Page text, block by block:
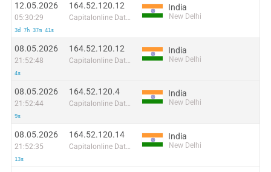
12.05.2026
05:30:29
3d 7h 37m 41s
164.52.120.12
Capitalonline Data Service (HK) Co
India
New Delhi
08.05.2026
21:52:48
4s
164.52.120.12
Capitalonline Data Service (HK) Co
India
New Delhi
08.05.2026
21:52:44
9s
164.52.120.4
Capitalonline Data Service (HK) Co
India
New Delhi
08.05.2026
21:52:35
13s
164.52.120.14
Capitalonline Data Service (HK) Co
India
New Delhi